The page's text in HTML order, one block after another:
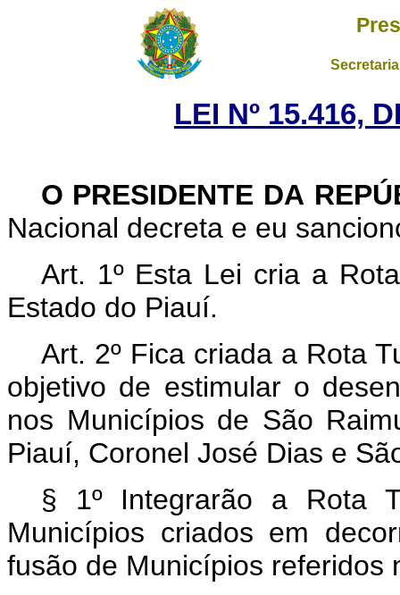
LEI Nº 15.416,
O PRESIDENTE DA
Nacional decreta e eu
Art. 1º Esta Lei cria a
Estado do Piauí.
Art. 2º Fica criada a Rota
objetivo de estimular o
nos Municípios de São
Piauí, Coronel José Dias e
§ 1º Integrarão a Rota
Municípios criados em
fusão de Municípios referidos